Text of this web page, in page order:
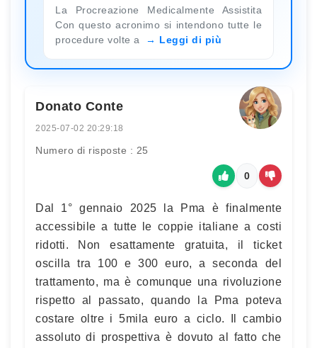
La Procreazione Medicalmente Assistita
Con questo acronimo si intendono tutte le
procedure volte a
Leggi di più
Donato Conte
2025-07-02 20:29:18
Numero di risposte : 25
0
Dal 1° gennaio 2025 la Pma è finalmente
accessibile a tutte le coppie italiane a costi
ridotti. Non esattamente gratuita, il ticket
oscilla tra 100 e 300 euro, a seconda del
trattamento, ma è comunque una rivoluzione
rispetto al passato, quando la Pma poteva
costare oltre i 5mila euro a ciclo. Il cambio
assoluto di prospettiva è dovuto al fatto che